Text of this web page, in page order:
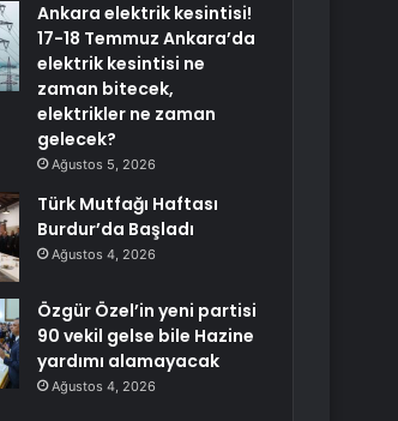
Ankara elektrik kesintisi!
17-18 Temmuz Ankara’da
elektrik kesintisi ne
zaman bitecek,
elektrikler ne zaman
gelecek?
Ağustos 5, 2026
Türk Mutfağı Haftası
Burdur’da Başladı
Ağustos 4, 2026
Özgür Özel’in yeni partisi
90 vekil gelse bile Hazine
yardımı alamayacak
Ağustos 4, 2026